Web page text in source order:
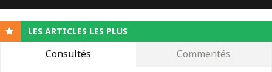
LES ARTICLES LES PLUS
Consultés Commentés